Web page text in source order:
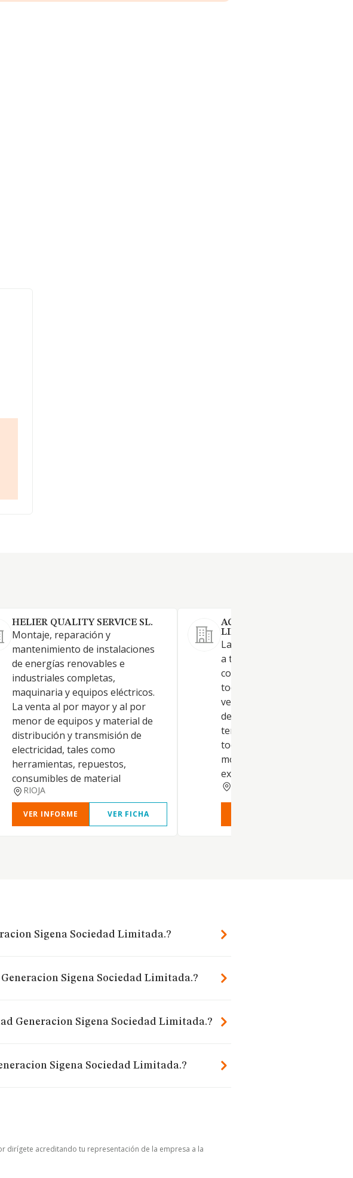
HELIER QUALITY SERVICE SL.
Montaje, reparación y
mantenimiento de instalaciones
de energías renovables e
industriales completas,
maquinaria y equipos eléctricos.
La venta al por mayor y al por
menor de equipos y material de
distribución y transmisión de
electricidad, tales como
herramientas, repuestos,
consumibles de material
RIOJA
VER INFORME VER FICHA
ACEFAMI TRIBECA
LIMITADA.
La producción de energía
a través de placas
compraventa y
toda clase de bienes
vehículos, objetos de
de antigÕedad. La
tenencia y disfrute en
toda clase de títulos y valores
mobiliarios; se excluyen
expresame
Sigena Sociedad Limitada.?
Sigena Sociedad Limitada.?
Generacion Sigena Sociedad Limitada.?
Sigena Sociedad Limitada.?
dirígete acreditando tu representación de la empresa a la